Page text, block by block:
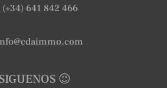
(+34) 641 842 466
SIGUENOS 😉